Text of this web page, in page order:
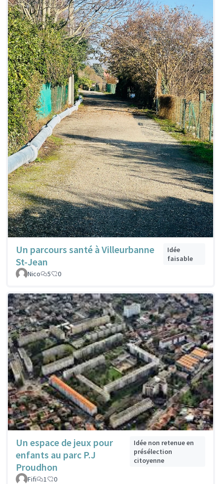
Un parcours santé à Villeurbanne
St-Jean
Idée
faisable
Nico
5 0
Un espace de jeux pour
enfants au parc P.J
Proudhon
Idée non retenue en
présélection
citoyenne
Fifi 1 0